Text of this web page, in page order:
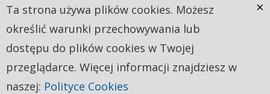
Ta strona używa plików cookies. Możesz
określić warunki przechowywania lub
dostępu do plików cookies w Twojej
przeglądarce. Więcej informacji znajdziesz w
naszej: Polityce Cookies
×